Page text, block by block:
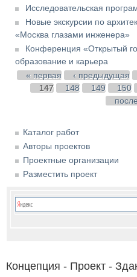
Исследовательская
Новые экскурсии по
«Москва глазами инженера»
Конференция «Открытый
образование и карьера
Страницы
« первая ‹ предыдущая
147
148 149 150
Каталог работ
Авторы проектов
Проектные организации
Разместить проект
Концепция - Проект -